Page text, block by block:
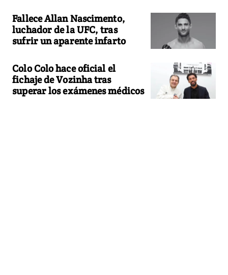
Fallece Allan Nascimento,
luchador de la UFC, tras
sufrir un aparente infarto
Colo Colo hace oficial el
fichaje de Vozinha tras
superar los exámenes médicos